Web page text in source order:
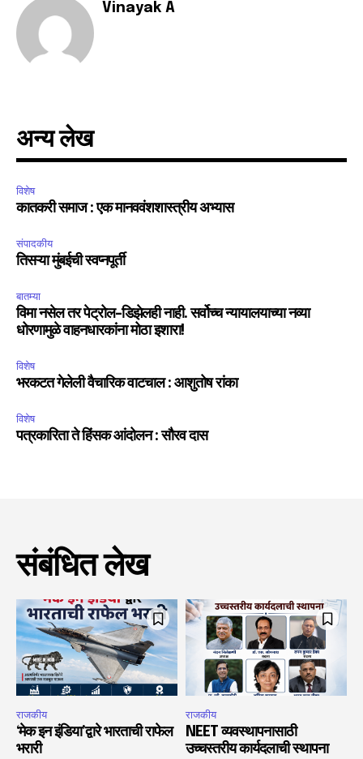
6,300
Fans Followers Followers
Vinayak A
अन्य लेख
विशेष
कातकरी समाज : एक मानववंशशास्त्रीय अभ्यास
संपादकीय
तिसऱ्या मुंबईची स्वप्नपूर्ती
बातम्या
विमा नसेल तर पेट्रोल-डिझेलही नाही. सर्वोच्च न्यायालयाच्या नव्या
धोरणामुळे वाहनधारकांना मोठा इशारा!
विशेष
भरकटत गेलेली वैचारिक वाटचाल : आशुतोष रांका
विशेष
पत्रकारिता ते हिंसक आंदोलन : सौरव दास
संबंधित लेख
राजकीय
‘मेक इन इंडिया’द्वारे भारताची राफेल
भरारी
राजकीय
NEET व्यवस्थापनासाठी
उच्चस्तरीय कार्यदलाची स्थापना